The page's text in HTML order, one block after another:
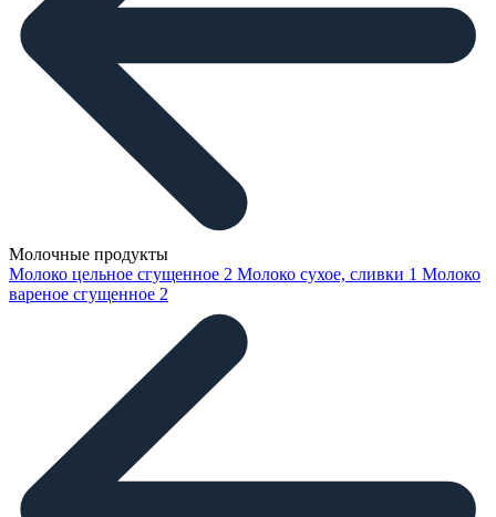
Молочные продукты
Молоко цельное сгущенное 2 Молоко сухое, сливки 1 Молоко
вареное сгущенное 2